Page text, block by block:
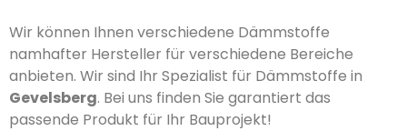
Wir können Ihnen verschiedene Dämmstoffe
namhafter Hersteller für verschiedene Bereiche
anbieten. Wir sind Ihr Spezialist für Dämmstoffe in
Gevelsberg. Bei uns finden Sie garantiert das
passende Produkt für Ihr Bauprojekt!